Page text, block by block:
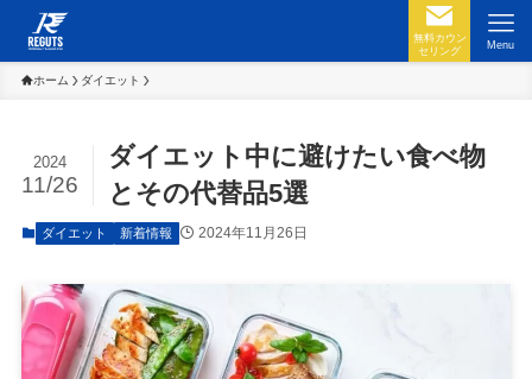
無料カウン
セリング
Menu
ホーム ダイエット
ダイエット中に避けたい食べ物
とその代替品5選
2024
11/26
ダイエット 新着情報 2024年11月26日